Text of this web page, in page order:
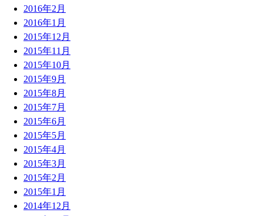
2016年2月
2016年1月
2015年12月
2015年11月
2015年10月
2015年9月
2015年8月
2015年7月
2015年6月
2015年5月
2015年4月
2015年3月
2015年2月
2015年1月
2014年12月